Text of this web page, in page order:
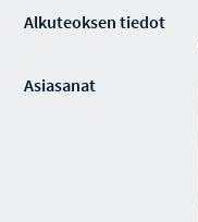
Alkuteoksen tiedot
Asiasanat